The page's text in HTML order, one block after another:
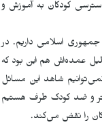
کودکان به آموزش و
اسلامی داریم. در
و دلیل عمده‌اش هم این بود کە
شاهد این مسائل
و ضد کودک طرف هستیم
را نقض می‌کند.